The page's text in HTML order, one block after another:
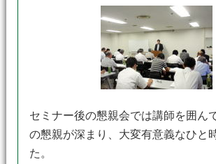
セミナー後の懇親会では講師を囲ん
の懇親が深まり、大変有意義なひと
た。